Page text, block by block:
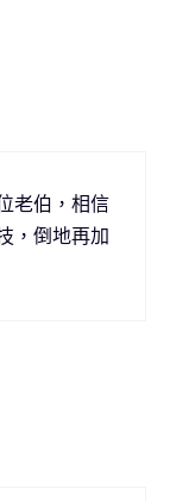
老伯，相信
，倒地再加